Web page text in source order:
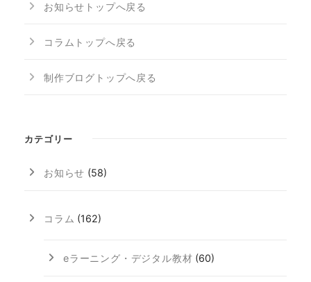
お知らせトップへ戻る
コラムトップへ戻る
制作ブログトップへ戻る
カテゴリー
お知らせ (58)
コラム (162)
eラーニング・デジタル教材 (60)